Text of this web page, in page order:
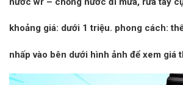
khoảng giá: dưới 1 triệu. phong cách:
nhấp vào bên dưới hình ảnh để xem giá